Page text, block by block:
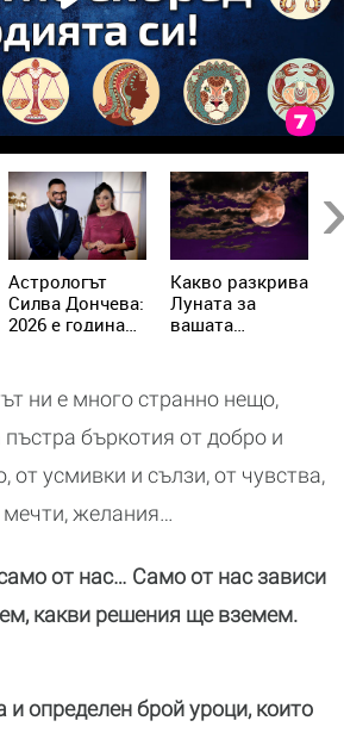
Астрологът
Силва Дончева:
2026 е година
отключват
новата
реалност
Kакво разкрива
Луната за
вашата
ни е много странно нещо,
пъстра бъркотия от добро и
от усмивки и сълзи, от чувства,
желания…
от нас… Само от нас зависи
какви решения ще вземем.
определен брой уроци, които